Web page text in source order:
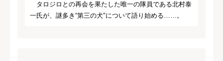
タロジロとの再会を果たした唯一の隊員である北村泰
一氏が、謎多き“第三の犬"について語り始める……。